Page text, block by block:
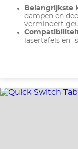
Belangrijkste
dampen en
vermindert
lasertafels en